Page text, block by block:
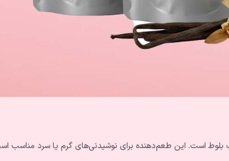
بلوط است. این طعم‌دهنده برای نوشیدنی‌های گرم یا سرد